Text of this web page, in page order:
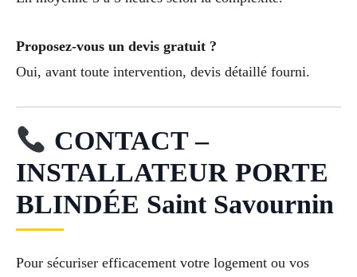
Proposez-vous un devis gratuit ?
Oui, avant toute intervention, devis détaillé fourni.
CONTACT –
INSTALLATEUR PORTE
BLINDÉE Saint Savournin
Pour sécuriser efficacement votre logement ou vos